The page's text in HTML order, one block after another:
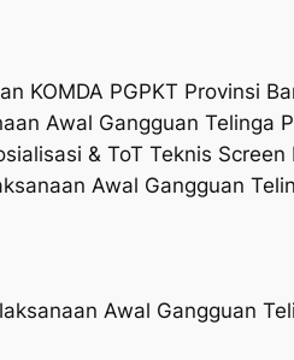
KOMDA PGPKT Provinsi
Awal Gangguan Telinga
& ToT Teknis Screen
Awal Gangguan
Awal Gangguan